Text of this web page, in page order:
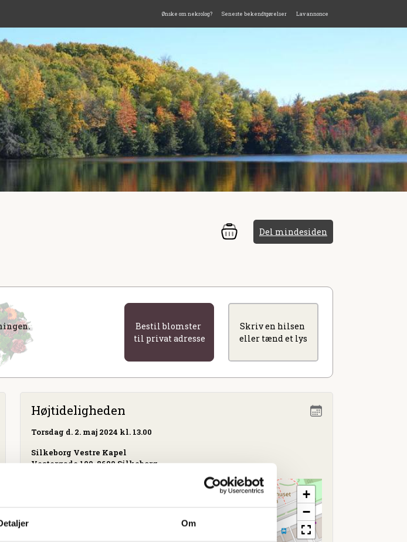
Om
Ønske om nekrolog? Seneste bekendtgørelser Lav annonce
Del mindesiden
Bestil blomster
til privat adresse
Skriv en hilsen
eller tænd et lys
Højtideligheden
Torsdag d. 2. maj 2024 kl. 13.00
Silkeborg Vestre Kapel
Vestergade 100, 8600 Silkeborg
+
−